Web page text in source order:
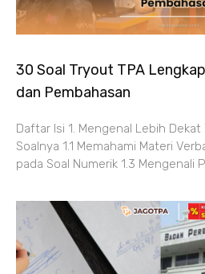
30 Soal Tryout TPA
dan Pembahasan
Daftar Isi 1. Mengenal Lebih Dekat
Soalnya 1.1 Memahami Materi
pada Soal Numerik 1.3 Mengenali